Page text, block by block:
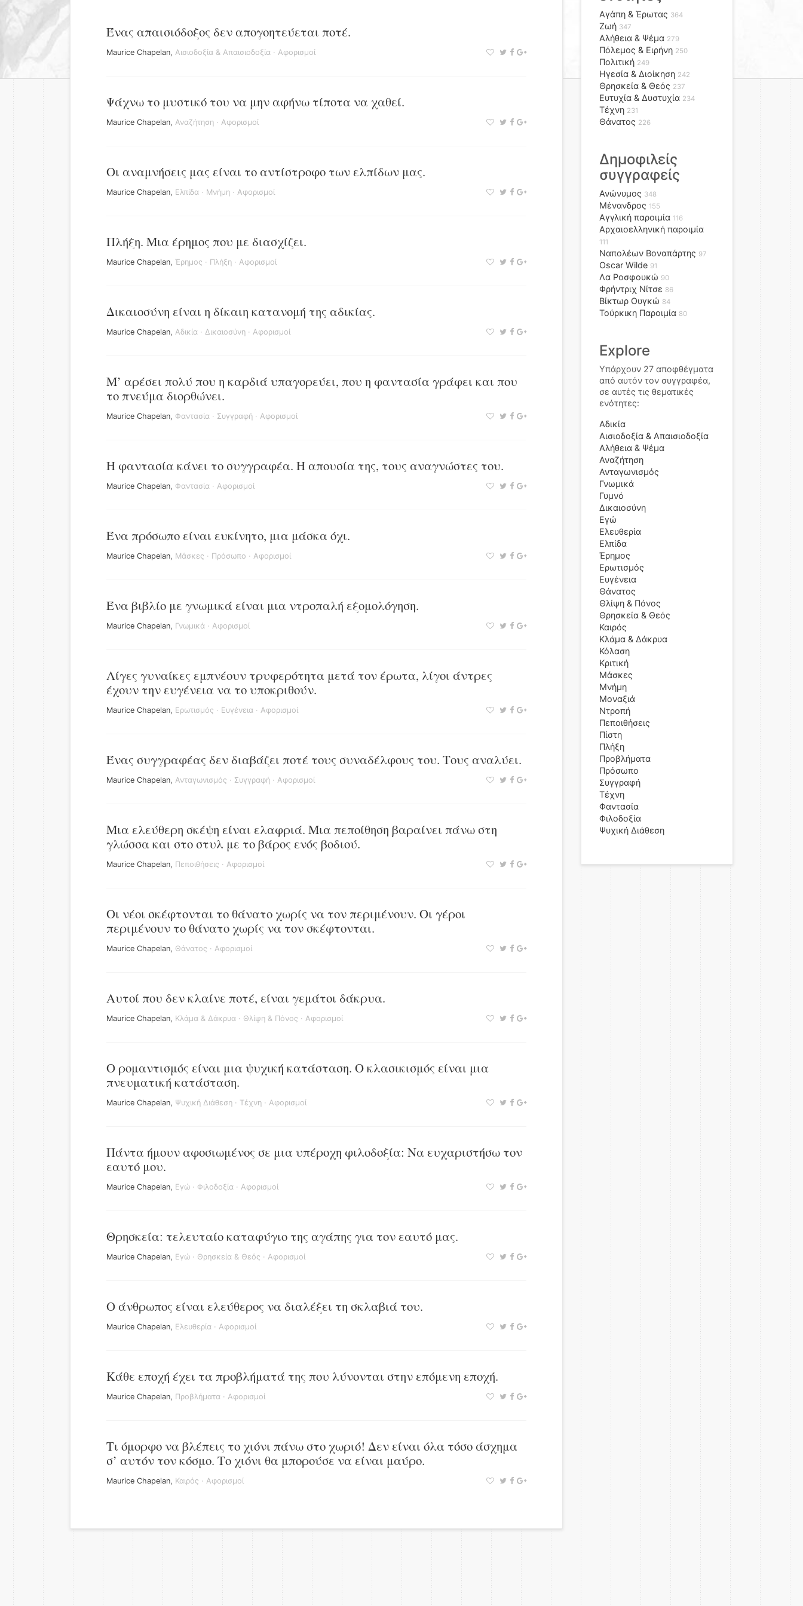
Ένας απαισιόδοξος δεν απογοητεύεται ποτέ.
Maurice Chapelan, Αισιοδοξία & Απαισιοδοξία · Αφορισμοί
Ψάχνω το μυστικό του να μην αφήνω τίποτα να χαθεί.
Maurice Chapelan, Αναζήτηση · Αφορισμοί
Οι αναμνήσεις μας είναι το αντίστροφο των ελπίδων μας.
Maurice Chapelan, Ελπίδα · Μνήμη · Αφορισμοί
Πλήξη. Μια έρημος που με διασχίζει.
Maurice Chapelan, Έρημος · Πλήξη · Αφορισμοί
Δικαιοσύνη είναι η δίκαιη κατανομή της αδικίας.
Maurice Chapelan, Αδικία · Δικαιοσύνη · Αφορισμοί
Μ’ αρέσει πολύ που η καρδιά υπαγορεύει, που η φαντασία γράφει και που
το πνεύμα διορθώνει.
Maurice Chapelan, Φαντασία · Συγγραφή · Αφορισμοί
Η φαντασία κάνει το συγγραφέα. Η απουσία της, τους αναγνώστες του.
Maurice Chapelan, Φαντασία · Αφορισμοί
Ένα πρόσωπο είναι ευκίνητο, μια μάσκα όχι.
Maurice Chapelan, Μάσκες · Πρόσωπο · Αφορισμοί
Ένα βιβλίο με γνωμικά είναι μια ντροπαλή εξομολόγηση.
Maurice Chapelan, Γνωμικά · Αφορισμοί
Λίγες γυναίκες εμπνέουν τρυφερότητα μετά τον έρωτα, λίγοι άντρες
έχουν την ευγένεια να το υποκριθούν.
Maurice Chapelan, Ερωτισμός · Ευγένεια · Αφορισμοί
Ένας συγγραφέας δεν διαβάζει ποτέ τους συναδέλφους του. Τους αναλύει.
Maurice Chapelan, Ανταγωνισμός · Συγγραφή · Αφορισμοί
Μια ελεύθερη σκέψη είναι ελαφριά. Μια πεποίθηση βαραίνει πάνω στη
γλώσσα και στο στυλ με το βάρος ενός βοδιού.
Maurice Chapelan, Πεποιθήσεις · Αφορισμοί
Οι νέοι σκέφτονται το θάνατο χωρίς να τον περιμένουν. Οι γέροι
περιμένουν το θάνατο χωρίς να τον σκέφτονται.
Maurice Chapelan, Θάνατος · Αφορισμοί
Αυτοί που δεν κλαίνε ποτέ, είναι γεμάτοι δάκρυα.
Maurice Chapelan, Κλάμα & Δάκρυα · Θλίψη & Πόνος · Αφορισμοί
Ο ρομαντισμός είναι μια ψυχική κατάσταση. Ο κλασικισμός είναι μια
πνευματική κατάσταση.
Maurice Chapelan, Ψυχική Διάθεση · Τέχνη · Αφορισμοί
Πάντα ήμουν αφοσιωμένος σε μια υπέροχη φιλοδοξία: Να ευχαριστήσω τον
εαυτό μου.
Maurice Chapelan, Εγώ · Φιλοδοξία · Αφορισμοί
Θρησκεία: τελευταίο καταφύγιο της αγάπης για τον εαυτό μας.
Maurice Chapelan, Εγώ · Θρησκεία & Θεός · Αφορισμοί
Ο άνθρωπος είναι ελεύθερος να διαλέξει τη σκλαβιά του.
Maurice Chapelan, Ελευθερία · Αφορισμοί
Κάθε εποχή έχει τα προβλήματά της που λύνονται στην επόμενη εποχή.
Maurice Chapelan, Προβλήματα · Αφορισμοί
Τι όμορφο να βλέπεις το χιόνι πάνω στο χωριό! Δεν είναι όλα τόσο άσχημα
σ’ αυτόν τον κόσμο. Το χιόνι θα μπορούσε να είναι μαύρο.
Maurice Chapelan, Καιρός · Αφορισμοί
Αγάπη & Έρωτας 364
Ζωή 347
Αλήθεια & Ψέμα 279
Πόλεμος & Ειρήνη 250
Πολιτική 249
Ηγεσία & Διοίκηση 242
Θρησκεία & Θεός 237
Ευτυχία & Δυστυχία 234
Τέχνη 231
Θάνατος 226
Δημοφιλείς
συγγραφείς
Ανώνυμος 348
Μένανδρος 155
Αγγλική παροιμία 116
Αρχαιοελληνική παροιμία
111
Ναπολέων Βοναπάρτης 97
Oscar Wilde 91
Λα Ροσφουκώ 90
Φρήντριχ Νίτσε 86
Βίκτωρ Ουγκώ 84
Τούρκικη Παροιμία 80
Explore
Υπάρχουν 27 αποφθέγματα
από αυτόν τον συγγραφέα,
σε αυτές τις θεματικές
ενότητες:
Αδικία
Αισιοδοξία & Απαισιοδοξία
Αλήθεια & Ψέμα
Αναζήτηση
Ανταγωνισμός
Γνωμικά
Γυμνό
Δικαιοσύνη
Εγώ
Ελευθερία
Ελπίδα
Έρημος
Ερωτισμός
Ευγένεια
Θάνατος
Θλίψη & Πόνος
Θρησκεία & Θεός
Καιρός
Κλάμα & Δάκρυα
Κόλαση
Κριτική
Μάσκες
Μνήμη
Μοναξιά
Ντροπή
Πεποιθήσεις
Πίστη
Πλήξη
Προβλήματα
Πρόσωπο
Συγγραφή
Τέχνη
Φαντασία
Φιλοδοξία
Ψυχική Διάθεση